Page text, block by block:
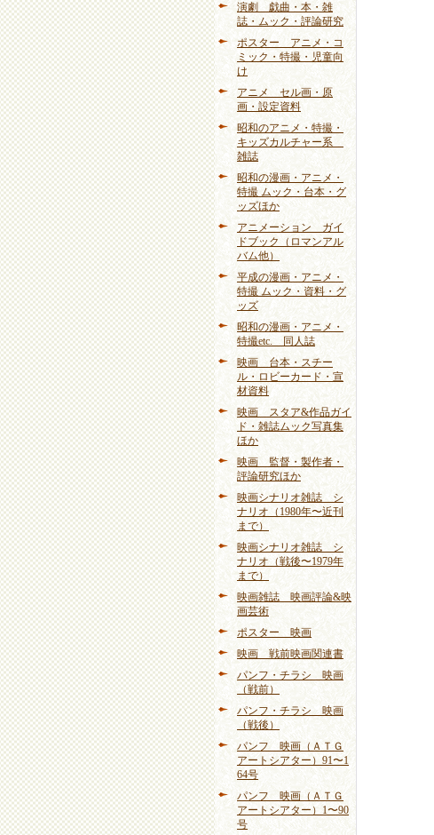
演劇 戯曲・本・雑
誌・ムック・評論研究
ポスター アニメ・コ
ミック・特撮・児童向
け
アニメ セル画・原
画・設定資料
昭和のアニメ・特撮・
キッズカルチャー系
雑誌
昭和の漫画・アニメ・
特撮 ムック・台本・グ
ッズほか
アニメーション ガイ
ドブック（ロマンアル
バム他）
平成の漫画・アニメ・
特撮 ムック・資料・グ
ッズ
昭和の漫画・アニメ・
特撮etc. 同人誌
映画 台本・スチー
ル・ロビーカード・宣
材資料
映画 スタア&作品ガイ
ド・雑誌ムック写真集
ほか
映画 監督・製作者・
評論研究ほか
映画シナリオ雑誌 シ
ナリオ（1980年〜近刊
まで）
映画シナリオ雑誌 シ
ナリオ（戦後〜1979年
まで）
映画雑誌 映画評論&映
画芸術
ポスター 映画
映画 戦前映画関連書
パンフ・チラシ 映画
（戦前）
パンフ・チラシ 映画
（戦後）
パンフ 映画（ＡＴＧ
アートシアター）91〜1
64号
パンフ 映画（ＡＴＧ
アートシアター）1〜90
号